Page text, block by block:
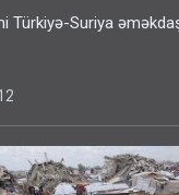
Türkiyə-Suriya